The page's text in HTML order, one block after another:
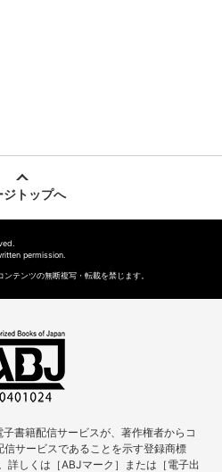
ジトップへ
permission.
テンツの無断複写・転載を禁じます。
書籍配信サービスが、著作権者からコ
サービスであることを示す登録商標
詳しくは［ABJマーク］または［電子出